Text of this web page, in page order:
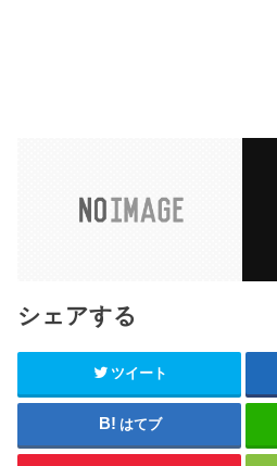
シェアする
ツイート
はてブ